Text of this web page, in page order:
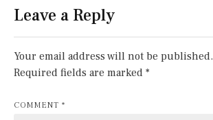
Leave a Reply
Your email address will not be published.
Required fields are marked *
COMMENT *